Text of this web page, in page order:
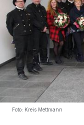
Foto: Kreis Mettmann